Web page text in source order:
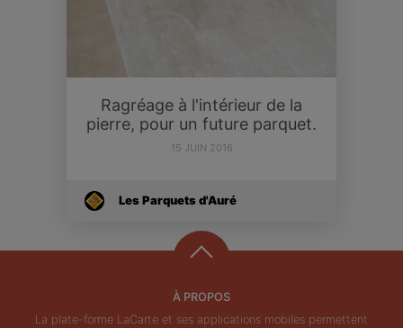
Ragréage à l'intérieur de la
pierre, pour un future parquet.
15 JUIN 2016
Les Parquets d'Auré
À PROPOS
La plate-forme LaCarte et ses applications mobiles permettent